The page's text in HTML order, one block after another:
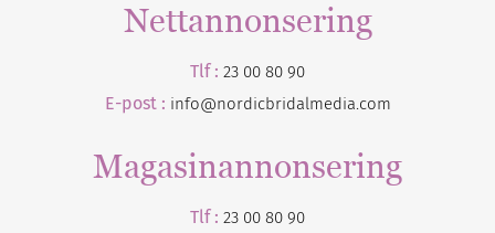
Nettannonsering
Tlf : 23 00 80 90
E-post : info@nordicbridalmedia.com
Magasinannonsering
Tlf : 23 00 80 90